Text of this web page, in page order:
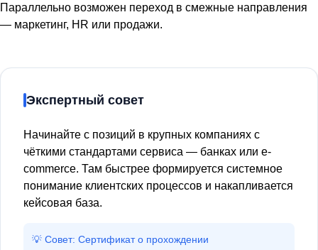
Параллельно возможен переход в смежные направления
— маркетинг, HR или продажи.
Экспертный совет
Начинайте с позиций в крупных компаниях с
чёткими стандартами сервиса — банках или e-
commerce. Там быстрее формируется системное
понимание клиентских процессов и накапливается
кейсовая база.
💡 Совет: Сертификат о прохождении